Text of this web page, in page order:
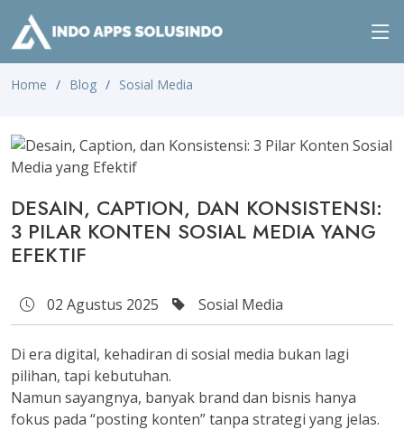
Home Blog Sosial Media
DESAIN, CAPTION, DAN KONSISTENSI:
3 PILAR KONTEN SOSIAL MEDIA YANG
EFEKTIF
02 Agustus 2025 Sosial Media
Di era digital, kehadiran di sosial media bukan lagi
pilihan, tapi kebutuhan.
Namun sayangnya, banyak brand dan bisnis hanya
fokus pada “posting konten” tanpa strategi yang jelas.